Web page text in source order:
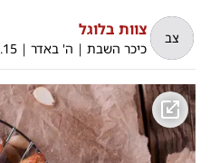
צב צוות בלוגל
כיכר השבת | ה' באדר |